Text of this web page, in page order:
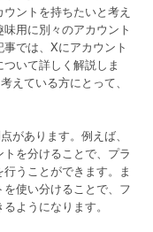
ントを持ちたいと考え
用に別々のアカウント
では、Xにアカウント
いて詳しく解説しま
えている方にとって、
があります。例えば、
を分けることで、プラ
うことができます。ま
使い分けることで、フ
ようになります。